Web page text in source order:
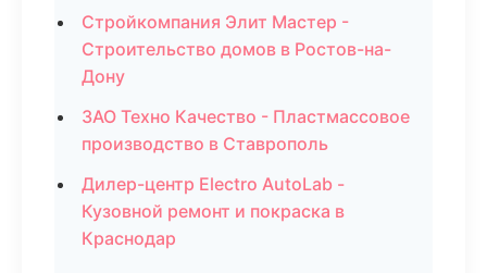
Стройкомпания Элит Мастер -
Строительство домов в Ростов-на-
Дону
ЗАО Техно Качество - Пластмассовое
производство в Ставрополь
Дилер-центр Electro AutoLab -
Кузовной ремонт и покраска в
Краснодар